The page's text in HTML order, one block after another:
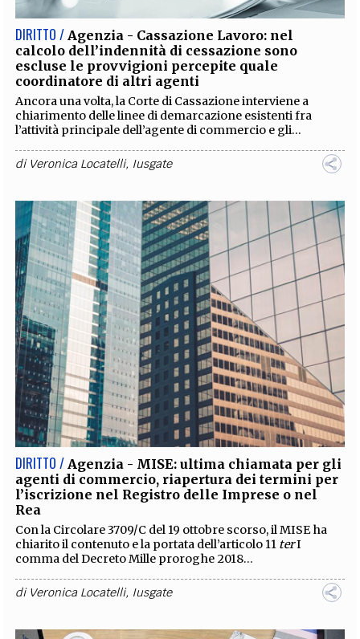
DIRITTO / Agenzia - Cassazione Lavoro: nel
calcolo dell’indennità di cessazione sono
escluse le provvigioni percepite quale
coordinatore di altri agenti
Ancora una volta, la Corte di Cassazione interviene a
chiarimento delle linee di demarcazione esistenti fra
l’attività principale dell’agente di commercio e gli...
di Veronica Locatelli, Iusgate
DIRITTO / Agenzia - MISE: ultima chiamata per gli
agenti di commercio, riapertura dei termini per
l’iscrizione nel Registro delle Imprese o nel
Rea
Con la Circolare 3709/C del 19 ottobre scorso, il MISE ha
chiarito il contenuto e la portata dell’articolo 11 terI
comma del Decreto Mille proroghe 2018...
di Veronica Locatelli, Iusgate